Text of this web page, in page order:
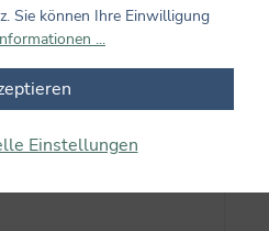
- Einhorn-
Sie können Ihre Einwilligung
...
Einstellungen